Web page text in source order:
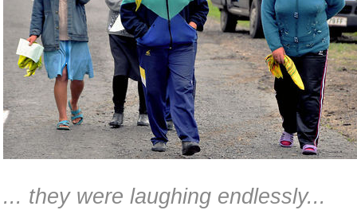
... they were laughing endlessly...